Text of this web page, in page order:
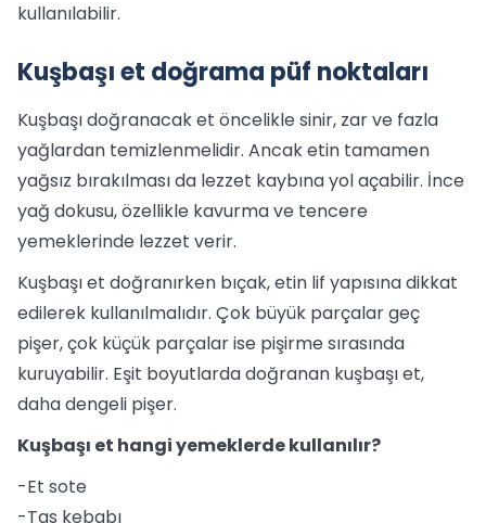
kullanılabilir.
Kuşbaşı et doğrama püf noktaları
Kuşbaşı doğranacak et öncelikle sinir, zar ve fazla
yağlardan temizlenmelidir. Ancak etin tamamen
yağsız bırakılması da lezzet kaybına yol açabilir. İnce
yağ dokusu, özellikle kavurma ve tencere
yemeklerinde lezzet verir.
Kuşbaşı et doğranırken bıçak, etin lif yapısına dikkat
edilerek kullanılmalıdır. Çok büyük parçalar geç
pişer, çok küçük parçalar ise pişirme sırasında
kuruyabilir. Eşit boyutlarda doğranan kuşbaşı et,
daha dengeli pişer.
Kuşbaşı et hangi yemeklerde kullanılır?
-Et sote
-Tas kebabı